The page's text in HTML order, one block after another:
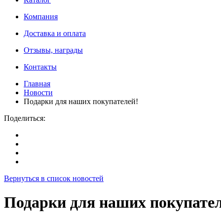
Компания
Доставка и оплата
Отзывы, награды
Контакты
Главная
Новости
Подарки для наших покупателей!
Поделиться:
Вернуться в список новостей
Подарки для наших